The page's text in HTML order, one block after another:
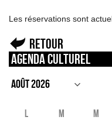
Les réservations sont
Retour
Agenda culturel
L M M